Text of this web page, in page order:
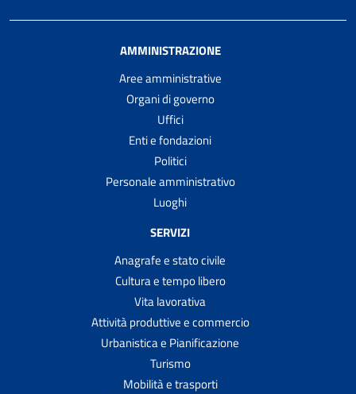
AMMINISTRAZIONE
Aree amministrative
Organi di governo
Uffici
Enti e fondazioni
Politici
Personale amministrativo
Luoghi
SERVIZI
Anagrafe e stato civile
Cultura e tempo libero
Vita lavorativa
Attività produttive e commercio
Urbanistica e Pianificazione
Turismo
Mobilità e trasporti